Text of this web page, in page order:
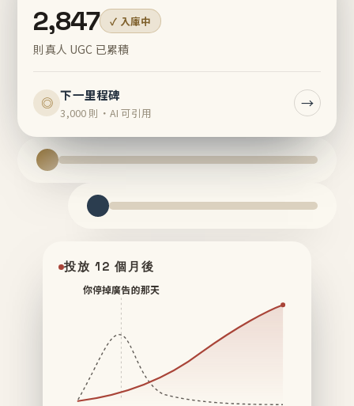
2,847 ✓ 入庫中
則真人 UGC 已累積
◎ 下一里程碑
3,000 則・AI 可引用
→
投放 12 個月後
你停掉廣告的那天